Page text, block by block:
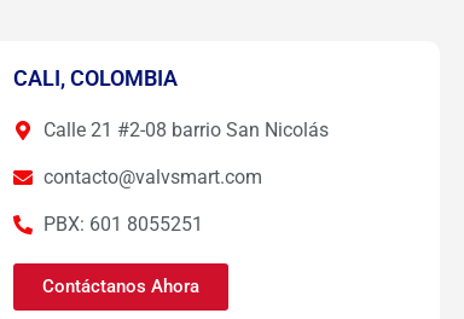
CALI, COLOMBIA
Calle 21 #2-08 barrio San Nicolás
contacto@valvsmart.com
PBX: 601 8055251
Contáctanos Ahora